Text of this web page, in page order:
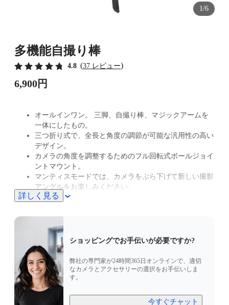
1/6
多機能自撮り棒
4.8 (37 レビュー)
6,900円
オールインワン。 三脚、自撮り棒、マジックアームを
一体にしたもの。
三つ折り式で、全長と角度の調節が可能な汎用性の高い
デザイン。
カメラの角度を調整するためのフル回転式ボールジョイ
ントマウント。
マンティスモードでは、カメラをぶら下げて新しい撮影
アングルをお楽しみください。
詳しく見る
ショッピングでお手伝いが必要ですか?
弊社の専門家が24時間365日オンラインで、適切
なカメラとアクセサリーの選択をお手伝いしま
す。
今すぐチャット